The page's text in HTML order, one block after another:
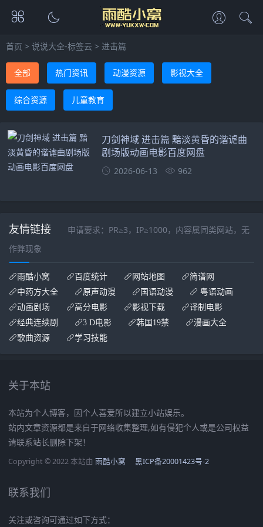
首页 > 说说大全-标签云 > 进击篇
全部 热门资讯 动漫资源 影视大全
综合资源 儿童教育
刀剑神域 进击篇 黯淡黄昏的谐谑曲
剧场版动画电影百度网盘
2026-06-13 962
友情链接
申请要求：PR≥3，IP≥1000，内容属同类网站，无
作弊现象
雨酷小窝 百度统计 网站地图
简谱网
中药方大全
原声动漫 国语动漫
粤语动画
动画剧场
高分电影 影视下载
译制电影
经典连续剧
3 D电影 韩国19禁
漫画大全
歌曲资源
学习技能
关于本站
本站为个人博客，因个人喜爱所以建立小站娱乐。
站内文章资源都是来自于网络收集整理,如有侵犯个人或是公司权益
请联系站长删除下架！
Copyright © 2022 本站由 雨酷小窝 黑ICP备20001423号-2
联系我们
关注或咨询可通过如下方式：